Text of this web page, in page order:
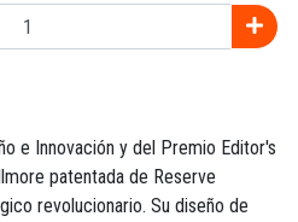
e Innovación y del Premio Editor's
patentada de Reserve
revolucionario. Su diseño de